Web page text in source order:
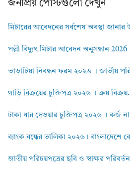
জনপ্রিয় পোস্টগুলো দেখুন
মিটারের আবেদনের সর্বশেষ অবস্থা জানার
পল্লী বিদ্যুৎ মিটার আবেদন অনুসন্ধান
ভাড়াটিয়া নিবন্ধন ফরম ২০২৬ । জাতীয়
গাড়ি বিক্রয়ের চুক্তিপত্র ২০২৬ । ক্রয়
টাকা ধার দেওয়ার চুক্তিপত্র ২০২৬ । কর্জ
ব্যাংক বন্ধের তালিকা ২০২৬।
জাতীয় পরিচয়পত্রের ছবি ও স্বাক্ষর